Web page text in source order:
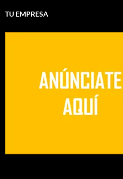
TU EMPRESA